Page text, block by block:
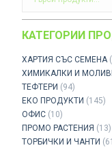
КАТЕГОРИИ
ХАРТИЯ СЪС СЕМЕНА
ХИМИКАЛКИ И
ТЕФТЕРИ (94)
ЕКО ПРОДУКТИ (145)
ОФИС (10)
ПРОМО РАСТЕНИЯ (13)
ТОРБИЧКИ И ЧАНТИ